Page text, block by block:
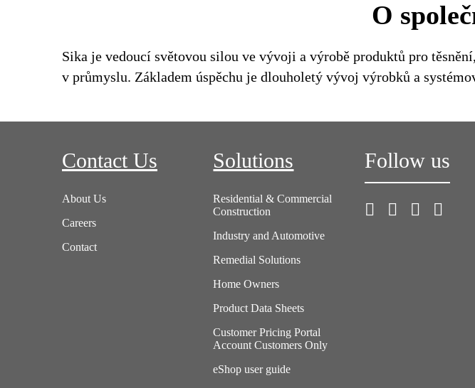
O
Sika je vedoucí světovou silou ve vývoji a výrobě produktů pro
v průmyslu. Základem úspěchu je dlouholetý vývoj výrobků a
Contact Us
About Us
Careers
Contact
Solutions
Residential & Commercial
Construction
Industry and Automotive
Remedial Solutions
Home Owners
Product Data Sheets
Customer Pricing Portal
Account Customers Only
eShop user guide
Follow us